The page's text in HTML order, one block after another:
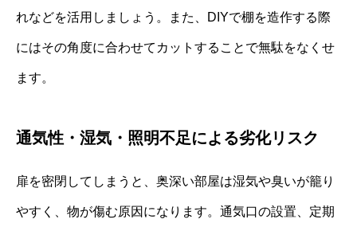
れなどを活用しましょう。また、DIYで棚を造作する際
にはその角度に合わせてカットすることで無駄をなくせ
ます。
通気性・湿気・照明不足による劣化リスク
扉を密閉してしまうと、奥深い部屋は湿気や臭いが籠り
やすく、物が傷む原因になります。通気口の設置、定期